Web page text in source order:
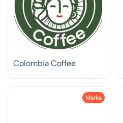
Colombia Coffee
Marka